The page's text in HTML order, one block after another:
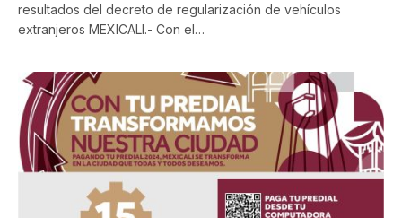
resultados del decreto de regularización de vehículos
extranjeros MEXICALI.- Con el…